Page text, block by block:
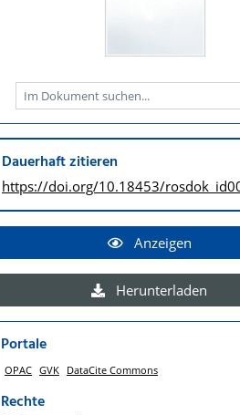
Dauerhaft zitieren
https://doi.org/10.18453/
Anzeigen
Herunterladen
Portale
OPAC GVK DataCite Commons
Rechte